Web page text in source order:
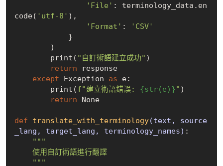
'File' : terminology_data.en
code( 'utf-8' ),
'Format' :
'CSV'
        print(
"自訂術語建立成功" )
return response
except Exception as e:
        print(
f"建立術語錯誤: {str(e)}" )
return
None
def translate_with_terminology(text, source
_lang, target_lang, terminology_names) :
"""
    """